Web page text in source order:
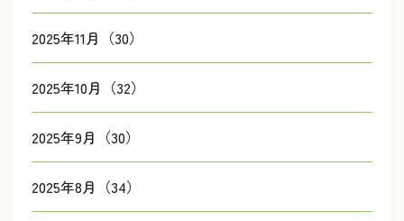
2025年11月（30）
2025年10月（32）
2025年9月（30）
2025年8月（34）